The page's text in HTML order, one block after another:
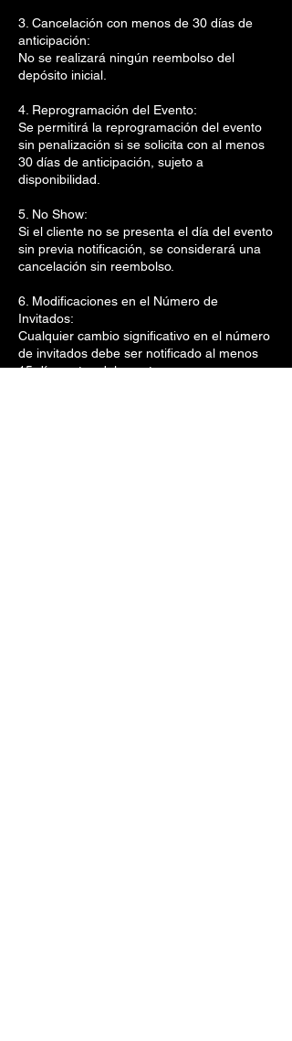
3. Cancelación con menos de 30 días de
anticipación:
No se realizará ningún reembolso del
depósito inicial.
4. Reprogramación del Evento:
Se permitirá la reprogramación del evento
sin penalización si se solicita con al menos
30 días de anticipación, sujeto a
disponibilidad.
5. No Show:
Si el cliente no se presenta el día del evento
sin previa notificación, se considerará una
cancelación sin reembolso.
6. Modificaciones en el Número de
Invitados:
Cualquier cambio significativo en el número
de invitados debe ser notificado al menos
15 días antes del evento.